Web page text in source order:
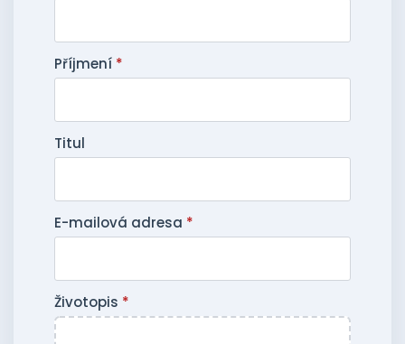
Příjmení *
Titul
E-mailová adresa *
Životopis *